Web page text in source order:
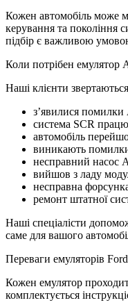
Кожен автомобіль може
керування та покоління
підбір є важливою
Коли потрібен емулятор
Наші клієнти
з’явилися помилки
система SCR
автомобіль
виникають
несправний насос
вийшов з ладу
несправна
ремонт штатної
Наші спеціалісти
саме для вашого
Переваги емуляторів
Кожен емулятор
комплектується